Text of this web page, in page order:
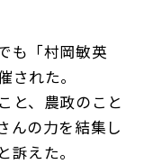
も「村岡敏英
された。
と、農政のこと
んの力を結集し
訴えた。